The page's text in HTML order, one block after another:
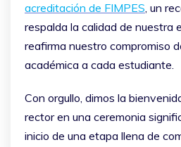
acreditación de FIMPES, un
respalda la calidad de nuestra
reafirma nuestro compromiso
académica a cada estudiante.
Con orgullo, dimos la
rector en una ceremonia
inicio de una etapa llena de